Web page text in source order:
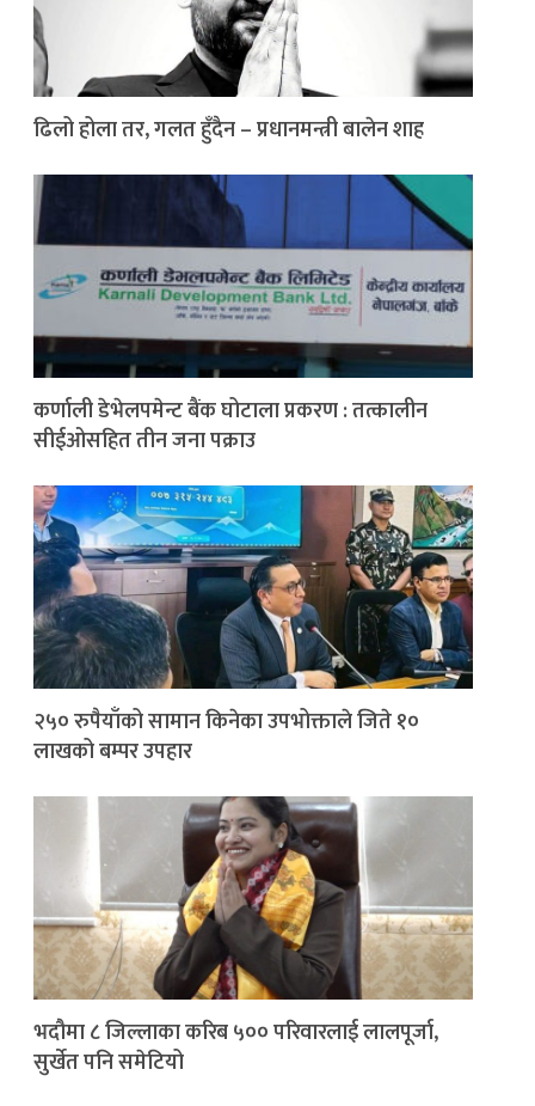
ढिलो होला तर, गलत हुँदैन – प्रधानमन्त्री बालेन शाह
कर्णाली डेभेलपमेन्ट बैंक घोटाला प्रकरण : तत्कालीन
सीईओसहित तीन जना पक्राउ
२५० रुपैयाँको सामान किनेका उपभोक्ताले जिते १०
लाखको बम्पर उपहार
भदौमा ८ जिल्लाका करिब ५०० परिवारलाई लालपूर्जा,
सुर्खेत पनि समेटियो